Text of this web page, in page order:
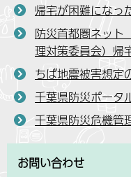
帰宅が困難になっ
防災首都圏ネット
理対策委員会）帰
ちば地震被害想定
千葉県防災ポータ
千葉県防災危機管
お問い合わせ